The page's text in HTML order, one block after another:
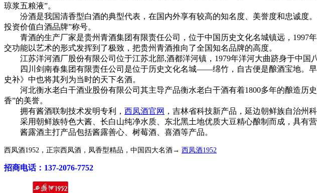
琼浆五粮液”。
汾酒是我国清香型白酒的典型代表，在国内外享有较高的知名度、美誉度和忠诚度
投资价值白酒品牌”称号。
青酒的生产厂家是贵州青酒集团有限责任公司，位于中国历史文化名城镇远，1997
交功能以艺术的形式发挥到了极致，把贵州青酒推向了全国知名品牌的高度。
江苏洋河酒厂股份有限公司位于江苏北部,酒都洋河镇，1979年洋河大曲跻身于中国
四川剑南春集团有限责任公司是位于历史文化名城——绵竹，自古便是酿酒宝地。早
史补》中也将其列为当时的天下名酒。
河北衡水老白干酒业股份有限公司其主导产品衡水老白干酒有着1800多年的酿造历
香”的美誉。
拥有酱酒联制技术发明专利， 西凤酒官网 ，吉林省科技新产品，延边朝鲜族自治州
采用朝鲜族特色大酱、长白山纯净水质、东北黑土地优质大豆精心酿制而成，具有营
酱露酒主打产品包括酱露善心、树莓酒、喜酒等产品。
西凤酒1952，正宗西凤酒，凤香型精品，中国四大名酒→ 西凤酒1952
招商电话：137-2076-7752